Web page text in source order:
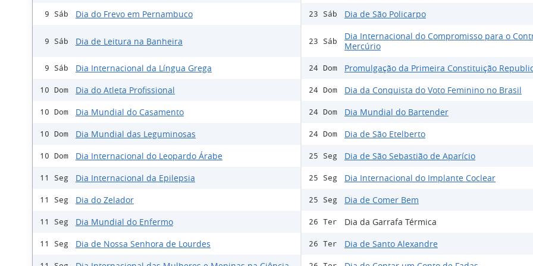
9 Sáb Dia do Frevo em Pernambuco
9 Sáb Dia de Leitura na Banheira
9 Sáb Dia Internacional da Língua Grega
10 Dom Dia do Atleta Profissional
10 Dom Dia Mundial do Casamento
10 Dom Dia Mundial das Leguminosas
10 Dom Dia Internacional do Leopardo Árabe
11 Seg Dia Internacional da Epilepsia
11 Seg Dia do Zelador
11 Seg Dia Mundial do Enfermo
11 Seg Dia de Nossa Senhora de Lourdes
23 Sáb Dia de São Policarpo
23 Sáb
Dia Internacional do Compromisso para o
Mercúrio
24 Dom Promulgação da Primeira Constituição
24 Dom Dia da Conquista do Voto Feminino no Brasil
24 Dom Dia Mundial do Bartender
24 Dom Dia de São Etelberto
25 Seg Dia de São Sebastião de Aparício
25 Seg Dia Internacional do Implante Coclear
25 Seg Dia de Comer Bem
26 Ter Dia da Garrafa Térmica
26 Ter Dia de Santo Alexandre